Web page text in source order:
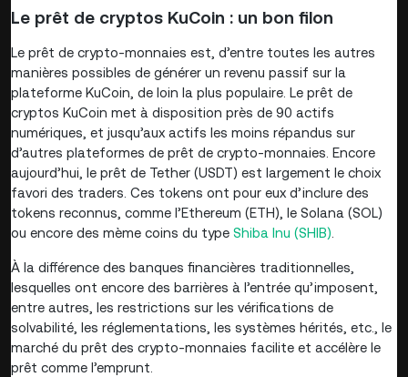
Le prêt de cryptos KuCoin : un bon filon
Le prêt de crypto-monnaies est, d’entre toutes les autres
manières possibles de générer un revenu passif sur la
plateforme KuCoin, de loin la plus populaire. Le prêt de
cryptos KuCoin met à disposition près de 90 actifs
numériques, et jusqu’aux actifs les moins répandus sur
d’autres plateformes de prêt de crypto-monnaies. Encore
aujourd’hui, le prêt de Tether (USDT) est largement le choix
favori des traders. Ces tokens ont pour eux d’inclure des
tokens reconnus, comme l’Ethereum (ETH), le Solana (SOL)
ou encore des mème coins du type Shiba Inu (SHIB)
À la différence des banques financières traditionnelles,
lesquelles ont encore des barrières à l’entrée qu’imposent,
entre autres, les restrictions sur les vérifications de
solvabilité, les réglementations, les systèmes hérités, etc., le
marché du prêt des crypto-monnaies facilite et accélère le
prêt comme l’emprunt.